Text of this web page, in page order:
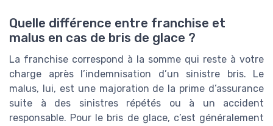
Quelle différence entre franchise et
malus en cas de bris de glace ?
La franchise correspond à la somme qui reste à votre
charge après l’indemnisation d’un sinistre bris. Le
malus, lui, est une majoration de la prime d’assurance
suite à des sinistres répétés ou à un accident
responsable. Pour le bris de glace, c’est généralement